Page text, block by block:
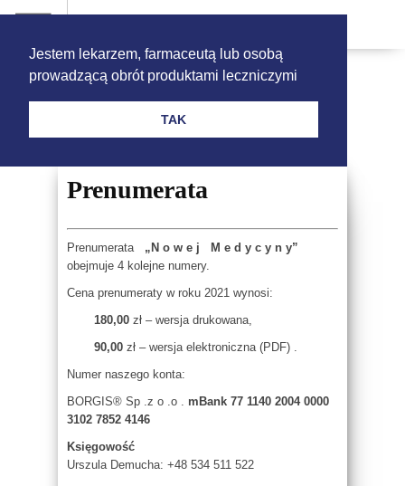
Prenumerata
Prenumerata „N o w e j M e d y c y n y”
obejmuje 4 kolejne numery.
Cena prenumeraty w roku 2021 wynosi:
180,00 zł – wersja drukowana,
90,00 zł – wersja elektroniczna (PDF) .
Numer naszego konta:
BORGIS® Sp .z o .o . mBank 77 1140 2004 0000
3102 7852 4146
Księgowość
Urszula Demucha: +48 534 511 522
Jestem lekarzem, farmaceutą lub osobą
prowadzącą obrót produktami leczniczymi
TAK